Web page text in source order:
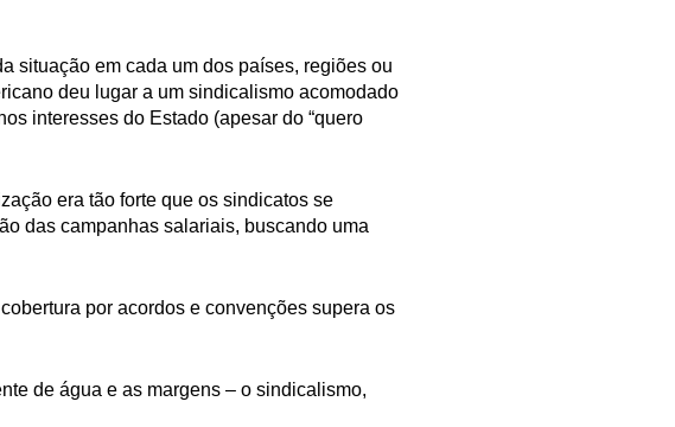
situação em cada um dos países, regiões ou
deu lugar a um sindicalismo acomodado
interesses do Estado (apesar do “quero
era tão forte que os sindicatos se
das campanhas salariais, buscando uma
por acordos e convenções supera os
de água e as margens – o sindicalismo,